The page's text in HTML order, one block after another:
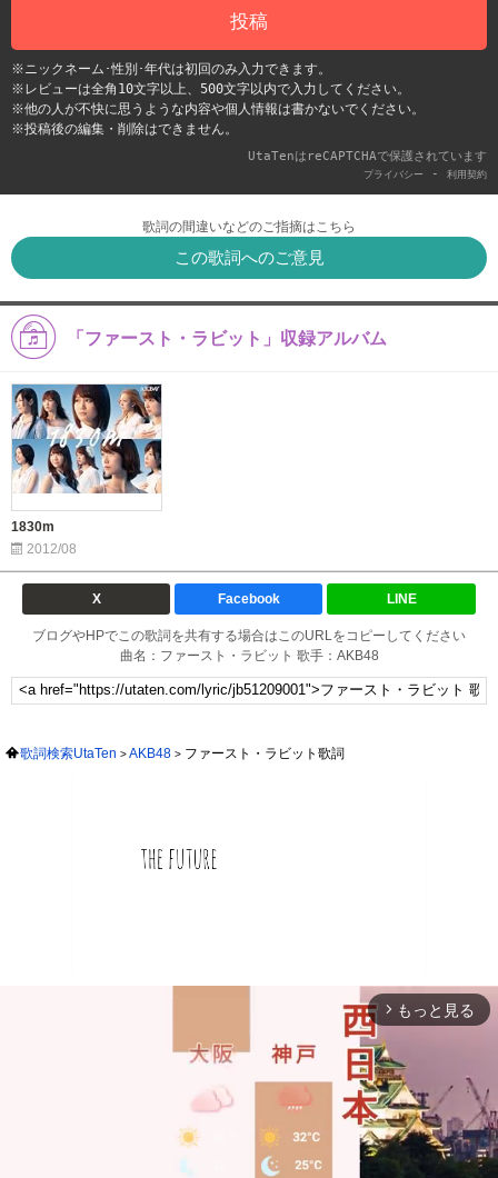
投稿
※ニックネーム･性別･年代は初回のみ入力できます。
※レビューは全角10文字以上、500文字以内で入力してください。
※他の人が不快に思うような内容や個人情報は書かないでください。
※投稿後の編集・削除はできません。
UtaTenはreCAPTCHAで保護されています
プライバシー - 利用契約
歌詞の間違いなどのご指摘はこちら
この歌詞へのご意見
「ファースト・ラビット」収録アルバム
1830m
2012/08
X Facebook LINE
ブログやHPでこの歌詞を共有する場合はこのURLをコピーしてください
曲名：ファースト・ラビット 歌手：AKB48
歌詞検索UtaTen AKB48 ファースト・ラビット歌詞
arrow_forward_ios もっと見る